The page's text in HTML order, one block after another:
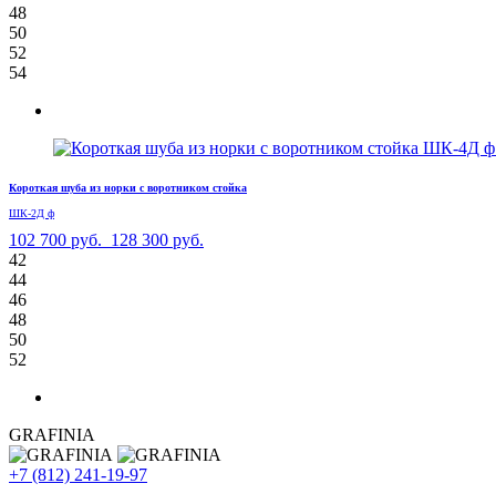
48
50
52
54
Короткая шуба из норки с воротником стойка
ШК-2Д ф
102 700 руб. 128 300 руб.
42
44
46
48
50
52
GRAFINIA
+7 (812) 241-19-97